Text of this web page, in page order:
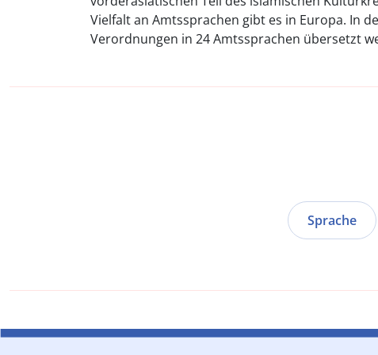
Vielfalt an Amtssprachen gibt es in Europa. In
Verordnungen in 24 Amtssprachen übersetzt
Sprache